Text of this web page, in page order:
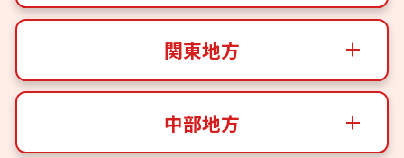
関東地方
中部地方